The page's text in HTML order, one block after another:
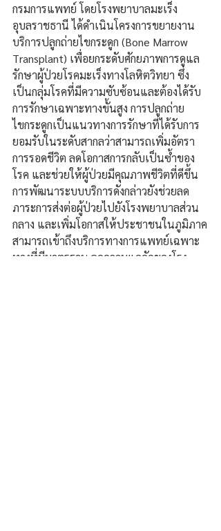
กรมการแพทย์ โดยโรงพยาบาลมะเร็ง
อุบลราชธานี ได้ดำเนินโครงการขยายงาน
บริการปลูกถ่ายไขกระดูก (Bone Marrow
Transplant) เพื่อยกระดับศักยภาพการดูแล
รักษาผู้ป่วยโรคมะเร็งทางโลหิตวิทยา ซึ่ง
เป็นกลุ่มโรคที่มีความซับซ้อนและต้องได้รับ
การรักษาเฉพาะทางขั้นสูง การปลูกถ่าย
ไขกระดูกเป็นแนวทางการรักษาที่ได้รับการ
ยอมรับในระดับสากลว่าสามารถเพิ่มอัตรา
การรอดชีวิต ลดโอกาสการกลับเป็นซ้ำของ
โรค และช่วยให้ผู้ป่วยมีคุณภาพชีวิตที่ดีขึ้น
การพัฒนาระบบบริการดังกล่าวยังช่วยลด
ภาระการส่งต่อผู้ป่วยไปยังโรงพยาบาลส่วน
กลาง และเพิ่มโอกาสให้ประชาชนในภูมิภาค
สามารถเข้าถึงบริการทางการแพทย์เฉพาะ
ทางที่มีมาตรฐาน ลดความแออัดของโรง